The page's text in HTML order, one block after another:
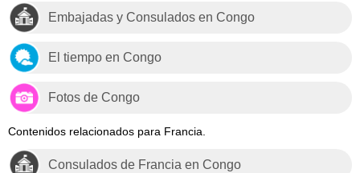
Embajadas y Consulados en Congo
El tiempo en Congo
Fotos de Congo
Contenidos relacionados para Francia.
Consulados de Francia en Congo